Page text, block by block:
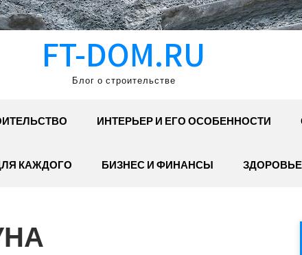
FT-DOM.RU
Блог о строительстве
ИНТЕРЬЕР И ЕГО ОСОБЕННОСТИ
КАЖДОГО БИЗНЕС И ФИНАНСЫ ЗДОРОВЬЕ